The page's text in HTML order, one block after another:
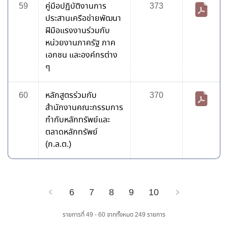
59
คู่มือปฏิบัติงานการ
ประสานเครือข่ายพัฒนา
ฝีมือแรงงานร่วมกับ
หน่วยงานภาครัฐ ภาค
เอกชน และองค์กรต่าง
ๆ
373
60
หลักสูตรร่วมกับ
สำนักงานคณะกรรมการ
กำกับหลักทรัพย์และ
ตลาดหลักทรัพย์
(ก.ล.ต.)
370
6 7 8 9 10
รายการที่ 49 - 60 จากทั้งหมด 249 รายการ